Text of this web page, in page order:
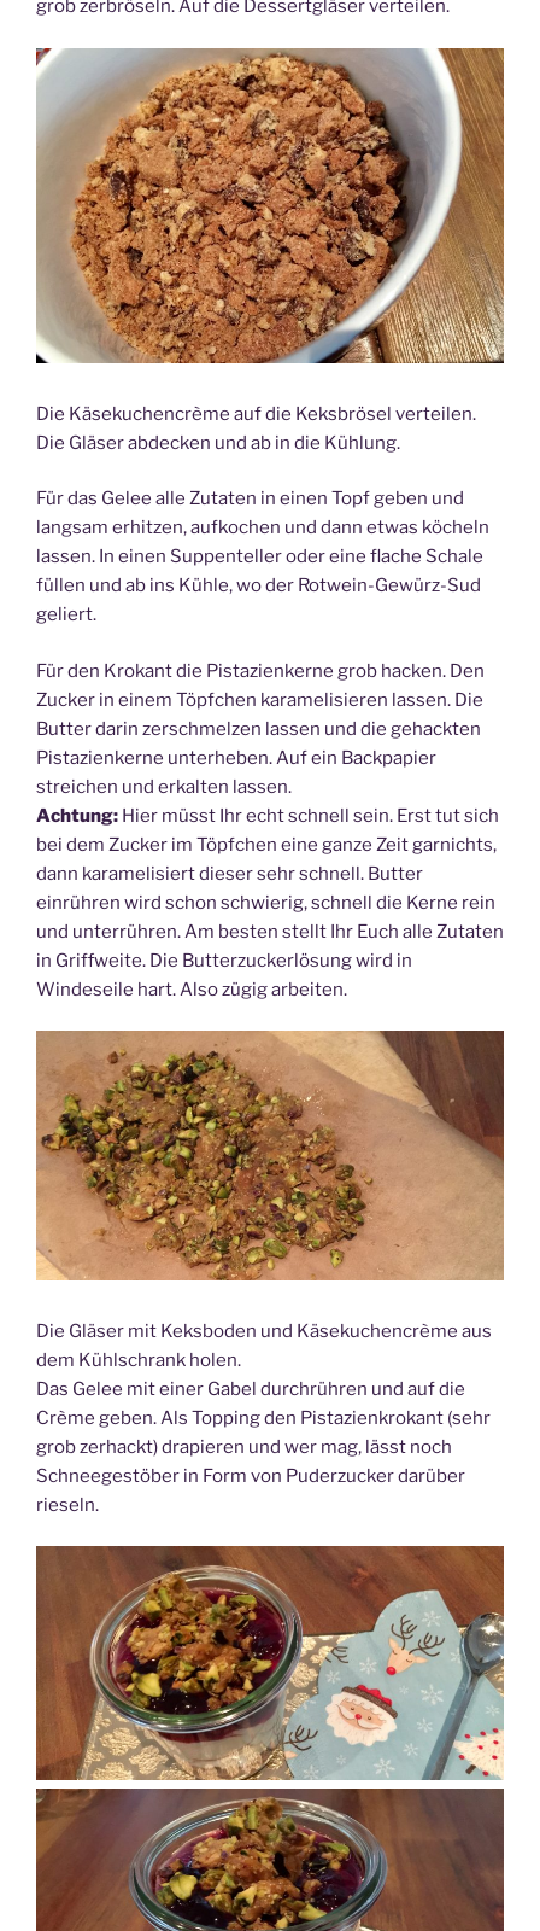
grob zerbröseln. Auf die Dessertgläser verteilen.
Die Käsekuchencrème auf die Keksbrösel verteilen.
Die Gläser abdecken und ab in die Kühlung.
Für das Gelee alle Zutaten in einen Topf geben und
langsam erhitzen, aufkochen und dann etwas köcheln
lassen. In einen Suppenteller oder eine flache Schale
füllen und ab ins Kühle, wo der Rotwein-Gewürz-Sud
geliert.
Für den Krokant die Pistazienkerne grob hacken. Den
Zucker in einem Töpfchen karamelisieren lassen. Die
Butter darin zerschmelzen lassen und die gehackten
Pistazienkerne unterheben. Auf ein Backpapier
streichen und erkalten lassen.
Achtung: Hier müsst Ihr echt schnell sein. Erst tut sich
bei dem Zucker im Töpfchen eine ganze Zeit garnichts,
dann karamelisiert dieser sehr schnell. Butter
einrühren wird schon schwierig, schnell die Kerne rein
und unterrühren. Am besten stellt Ihr Euch alle Zutaten
in Griffweite. Die Butterzuckerlösung wird in
Windeseile hart. Also zügig arbeiten.
Die Gläser mit Keksboden und Käsekuchencrème aus
dem Kühlschrank holen.
Das Gelee mit einer Gabel durchrühren und auf die
Crème geben. Als Topping den Pistazienkrokant (sehr
grob zerhackt) drapieren und wer mag, lässt noch
Schneegestöber in Form von Puderzucker darüber
rieseln.